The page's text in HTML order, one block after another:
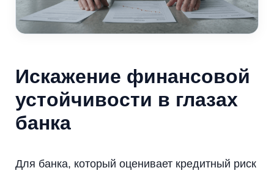
Искажение финансовой
устойчивости в глазах
банка
Для банка, который оценивает кредитный риск